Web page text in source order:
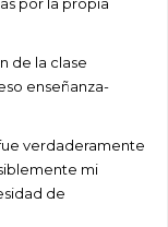
de la clase
enseñanza-
verdaderamente
mi
de